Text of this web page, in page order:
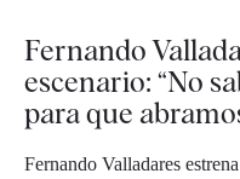
Fernando
escenario: “No
para que
Fernando Valladares